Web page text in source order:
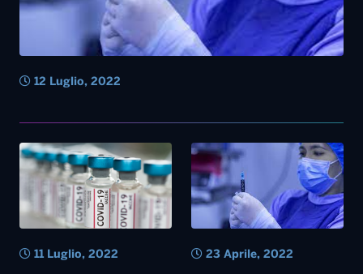
12 Luglio, 2022
11 Luglio, 2022 23 Aprile, 2022